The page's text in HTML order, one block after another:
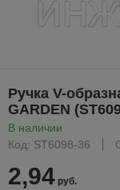
Ручка V-
GARDEN
В наличии
Код: ST6098-36
2,94 руб.